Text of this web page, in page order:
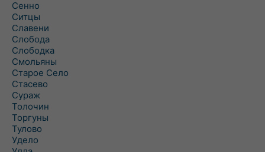
Сенно
Ситцы
Славени
Слобода
Слободка
Смольяны
Старое Село
Стасево
Сураж
Толочин
Торгуны
Тулово
Удело